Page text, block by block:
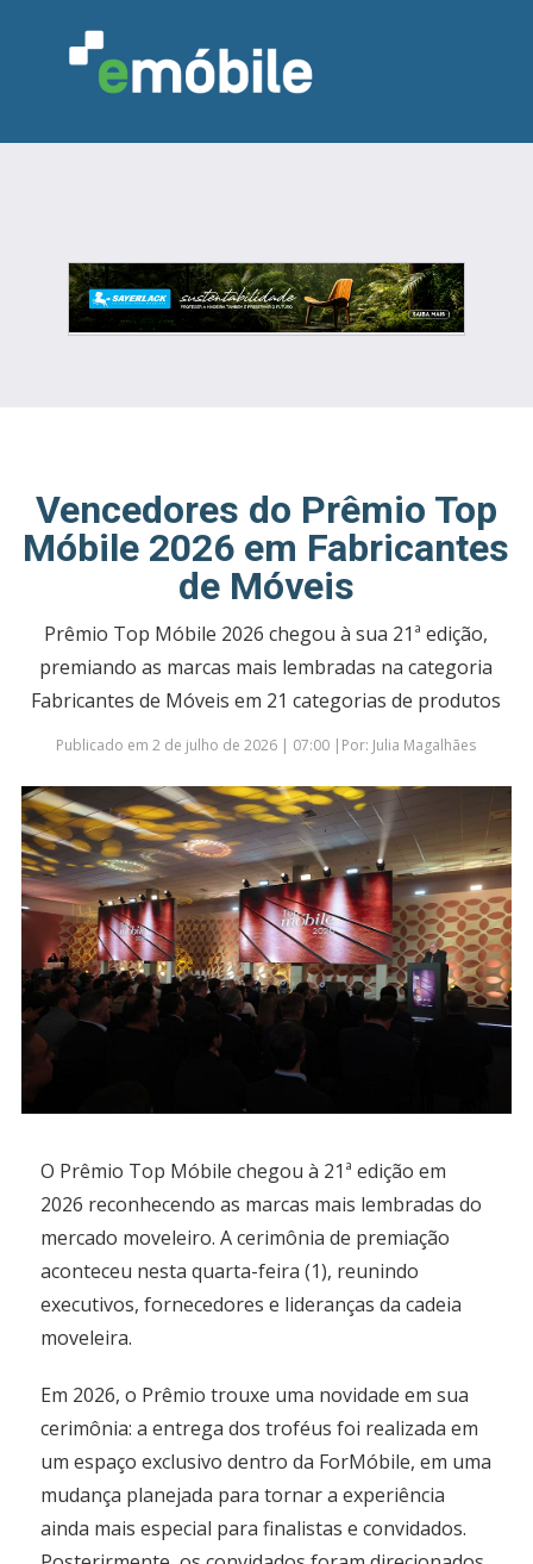
INDÚSTRIA MARCENARIA
DESIGN & DECORAÇÃO
INDICADORES
FEIRAS NOTÍCIAS
Vencedores do Prêmio Top
Móbile 2026 em Fabricantes
de Móveis
Prêmio Top Móbile 2026 chegou à sua 21ª edição,
premiando as marcas mais lembradas na categoria
Fabricantes de Móveis em 21 categorias de produtos
Publicado em 2 de julho de 2026 | 07:00 |Por: Julia Magalhães
O Prêmio Top Móbile chegou à 21ª edição em
2026 reconhecendo as marcas mais lembradas do
mercado moveleiro. A cerimônia de premiação
aconteceu nesta quarta-feira (1), reunindo
executivos, fornecedores e lideranças da cadeia
moveleira.
Em 2026, o Prêmio trouxe uma novidade em sua
cerimônia: a entrega dos troféus foi realizada em
um espaço exclusivo dentro da ForMóbile, em uma
mudança planejada para tornar a experiência
ainda mais especial para finalistas e convidados.